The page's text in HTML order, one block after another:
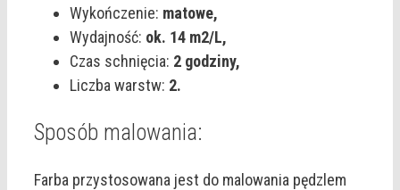
Wykończenie: matowe,
Wydajność: ok. 14 m2/L,
Czas schnięcia: 2 godziny,
Liczba warstw: 2.
Sposób malowania:
Farba przystosowana jest do malowania pędzlem